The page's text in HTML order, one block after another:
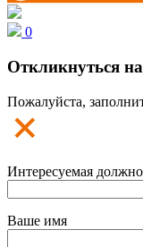
0
Откликнуться
Пожалуйста,
Интересуемая
Ваше имя